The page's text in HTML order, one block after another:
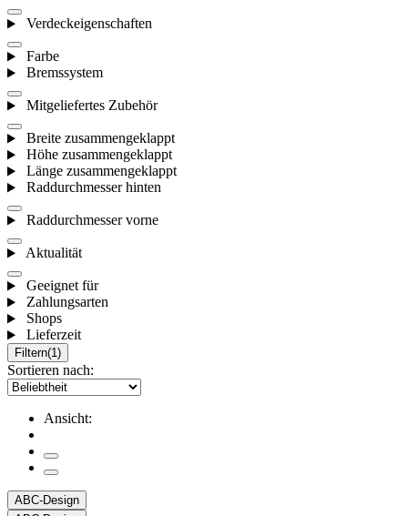
Verdeckeigenschaften
Farbe
Bremssystem
Mitgeliefertes Zubehör
Breite zusammengeklappt
Höhe zusammengeklappt
Länge zusammengeklappt
Raddurchmesser hinten
Raddurchmesser vorne
Aktualität
Geeignet für
Zahlungsarten
Shops
Lieferzeit
Filtern(1)
Sortieren nach:
Ansicht:
ABC-Design